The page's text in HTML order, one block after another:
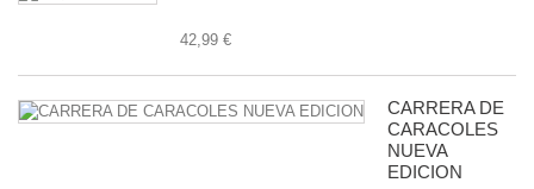
42,99 €
CARRERA DE
CARACOLES
NUEVA
EDICION